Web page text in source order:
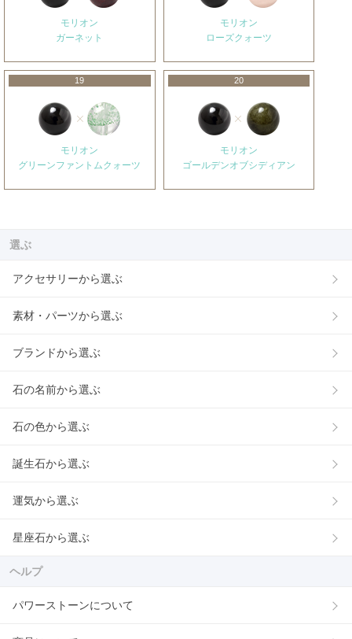
モリオン
ガーネット
モリオン
ローズクォーツ
19
モリオン
グリーンファントムクォーツ
20
モリオン
ゴールデンオブシディアン
選ぶ
アクセサリーから選ぶ
素材・パーツから選ぶ
ブランドから選ぶ
石の名前から選ぶ
石の色から選ぶ
誕生石から選ぶ
運気から選ぶ
星座石から選ぶ
ヘルプ
パワーストーンについて